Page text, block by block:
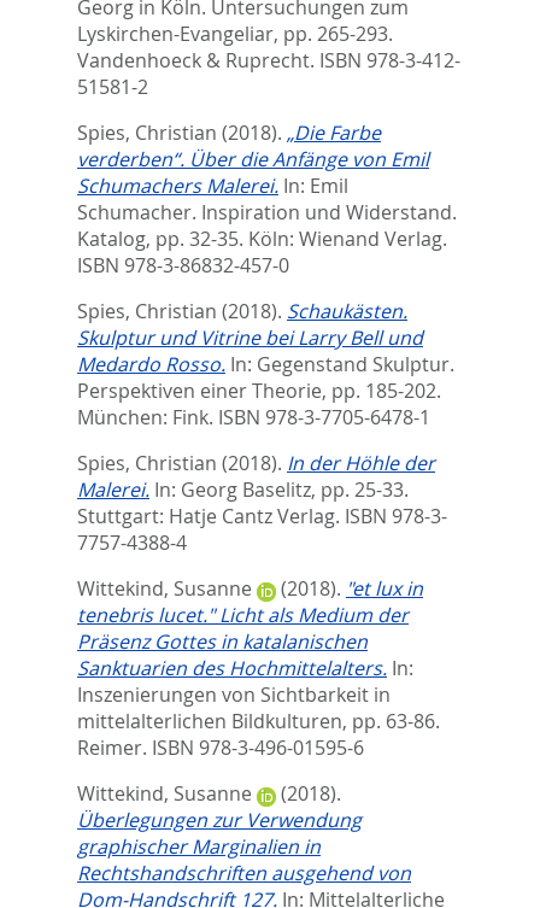
Georg in Köln. Untersuchungen zum
Lyskirchen-Evangeliar, pp. 265-293.
Vandenhoeck & Ruprecht. ISBN 978-3-412-
51581-2
Spies, Christian (2018). „Die Farbe
verderben“. Über die Anfänge von Emil
Schumachers Malerei. In: Emil
Schumacher. Inspiration und Widerstand.
Katalog, pp. 32-35. Köln: Wienand Verlag.
ISBN 978-3-86832-457-0
Spies, Christian (2018). Schaukästen.
Skulptur und Vitrine bei Larry Bell und
Medardo Rosso. In: Gegenstand Skulptur.
Perspektiven einer Theorie, pp. 185-202.
München: Fink. ISBN 978-3-7705-6478-1
Spies, Christian (2018). In der Höhle der
Malerei. In: Georg Baselitz, pp. 25-33.
Stuttgart: Hatje Cantz Verlag. ISBN 978-3-
7757-4388-4
Wittekind, Susanne
(2018). "et lux in
tenebris lucet." Licht als Medium der
Präsenz Gottes in katalanischen
Sanktuarien des Hochmittelalters. In:
Inszenierungen von Sichtbarkeit in
mittelalterlichen Bildkulturen, pp. 63-86.
Reimer. ISBN 978-3-496-01595-6
Wittekind, Susanne
(2018).
Überlegungen zur Verwendung
graphischer Marginalien in
Rechtshandschriften ausgehend von
Dom-Handschrift 127. In: Mittelalterliche